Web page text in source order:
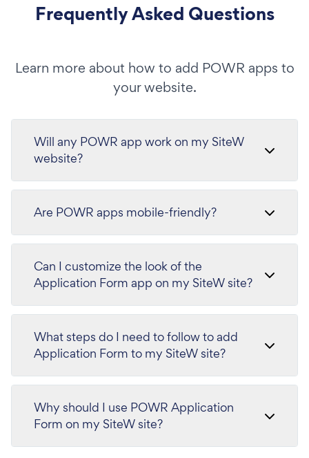
Frequently Asked Questions
Learn more about how to add POWR apps to
your website.
Will any POWR app work on my SiteW
website?
Are POWR apps mobile-friendly?
Can I customize the look of the
Application Form app on my SiteW site?
What steps do I need to follow to add
Application Form to my SiteW site?
Why should I use POWR Application
Form on my SiteW site?